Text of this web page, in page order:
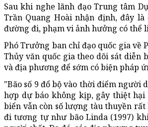
Sau khi nghe lãnh đạo Trung tâm
Trần Quang Hoài nhận định, đây
đường đi, phạm vi ảnh hưởng có thể
Phó Trưởng ban chỉ đạo quốc gia
Thủy văn quốc gia theo dõi sát diễn
và địa phương để sớm có biện pháp
"Bão số 9 đổ bộ vào thời điểm
hợp dự báo không kịp, gây thiệt
biển vẫn còn số lượng tàu thuyền
đi tương tự như bão Linda (1997)